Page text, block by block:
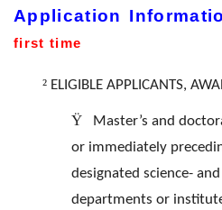
Application
first time
² ELIGIBLE APPLICANTS,
Ÿ
Master’s and
or immediately
designated science-
departments or